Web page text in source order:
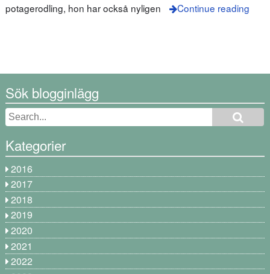
potagerodling, hon har också nyligen
Continue reading
Sök blogginlägg
Kategorier
2016
2017
2018
2019
2020
2021
2022